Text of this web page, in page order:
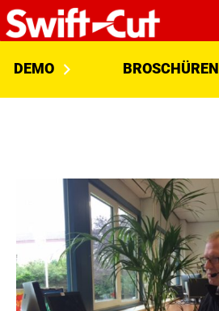
DEMO BROSCHÜREN